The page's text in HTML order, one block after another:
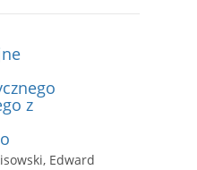
z
Edward